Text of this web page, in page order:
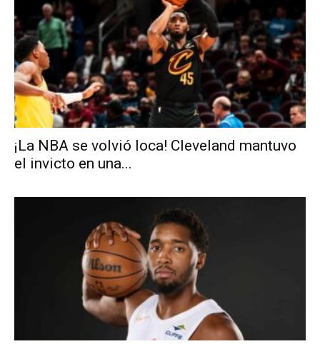
¡La NBA se volvió loca! Cleveland mantuvo
el invicto en una...